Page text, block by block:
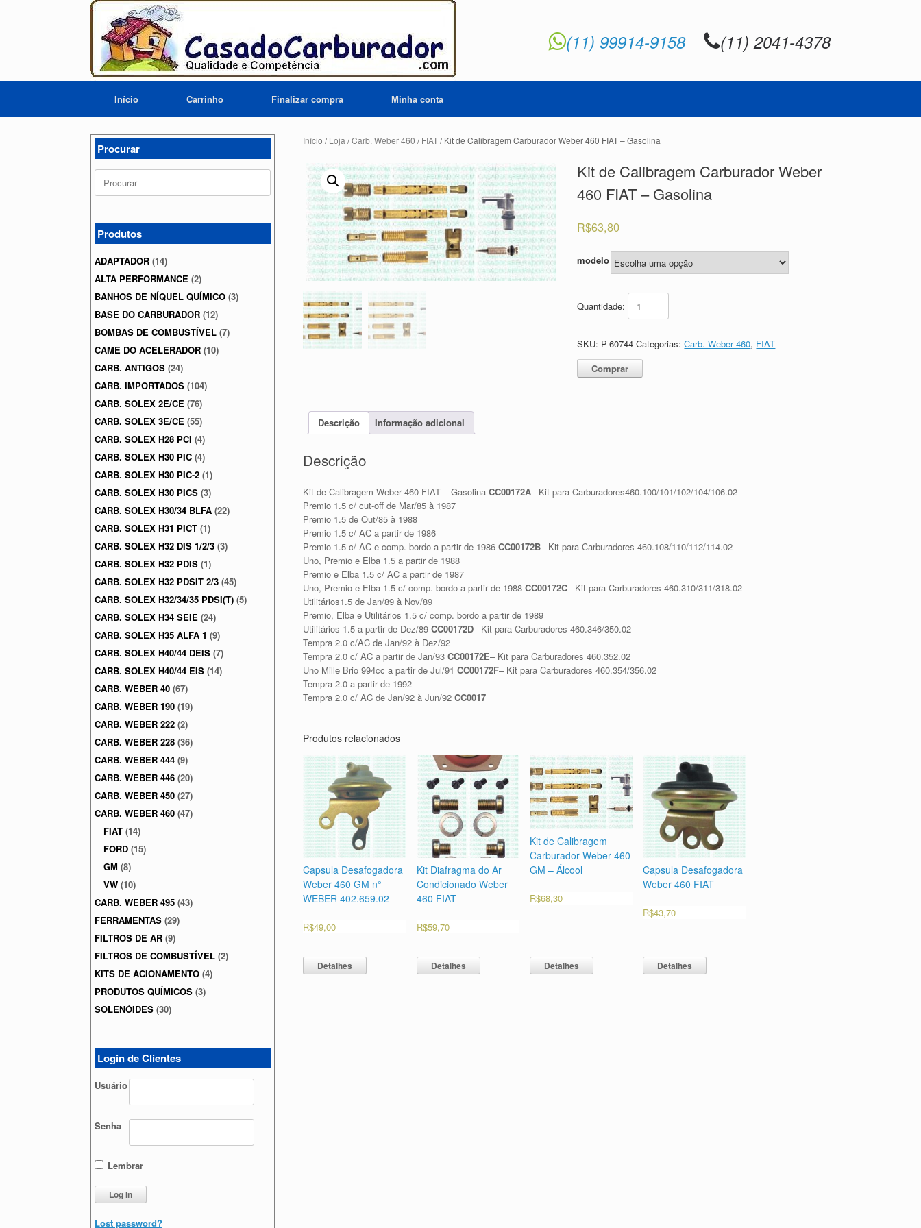
(11) 99914-9158 (11) 2041-4378
Início Carrinho Finalizar compra Minha conta
Início /Loja /Carb. Weber 460 /FIAT/ Kit de Calibragem Carburador Weber 460 FIAT – Gasolina
Kit de Calibragem Carburador Weber
460 FIAT – Gasolina
R$63,80
modelo
Quantidade:
Comprar
SKU: P-60744 Categorias:Carb. Weber 460, FIAT
Descrição Informação adicional
Descrição
Kit de Calibragem Weber 460 FIAT – GasolinaCC00172A– Kit para Carburadores460.100/101/102/104/106.02
Premio 1.5 c/ cut-off de Mar/85 à 1987
Premio 1.5 de Out/85 à 1988
Premio 1.5 c/ AC a partir de 1986
Premio 1.5 c/ AC e comp. bordo a partir de 1986CC00172B– Kit para Carburadores 460.108/110/112/114.02
Uno, Premio e Elba 1.5 a partir de 1988
Premio e Elba 1.5 c/ AC a partir de 1987
Uno, Premio e Elba 1.5 c/ comp. bordo a partir de 1988CC00172C– Kit para Carburadores 460.310/311/318.02
Utilitários1.5 de Jan/89 à Nov/89
Premio, Elba e Utilitários 1.5 c/ comp. bordo a partir de 1989
Utilitários 1.5 a partir de Dez/89CC00172D– Kit para Carburadores 460.346/350.02
Tempra 2.0 c/AC de Jan/92 à Dez/92
Tempra 2.0 c/ AC a partir de Jan/93CC00172E– Kit para Carburadores 460.352.02
Uno Mille Brio 994cc a partir de Jul/91CC00172F– Kit para Carburadores 460.354/356.02
Tempra 2.0 a partir de 1992
Tempra 2.0 c/ AC de Jan/92 à Jun/92CC0017
Produtos relacionados
Capsula Desafogadora
Weber 460 GM n°
WEBER 402.659.02
R$49,00
Detalhes
Kit Diafragma do Ar
Condicionado Weber
460 FIAT
R$59,70
Detalhes
Kit de Calibragem
Carburador Weber 460
GM – Álcool
R$68,30
Detalhes
Capsula Desafogadora
Weber 460 FIAT
R$43,70
Detalhes
Procurar
Search
for:
Produtos
ADAPTADOR (14)
ALTA PERFORMANCE (2)
BANHOS DE NÍQUEL QUÍMICO (3)
BASE DO CARBURADOR (12)
BOMBAS DE COMBUSTÍVEL (7)
CAME DO ACELERADOR (10)
CARB. ANTIGOS (24)
CARB. IMPORTADOS (104)
CARB. SOLEX 2E/CE (76)
CARB. SOLEX 3E/CE (55)
CARB. SOLEX H28 PCI (4)
CARB. SOLEX H30 PIC (4)
CARB. SOLEX H30 PIC-2 (1)
CARB. SOLEX H30 PICS (3)
CARB. SOLEX H30/34 BLFA (22)
CARB. SOLEX H31 PICT (1)
CARB. SOLEX H32 DIS 1/2/3 (3)
CARB. SOLEX H32 PDIS (1)
CARB. SOLEX H32 PDSIT 2/3 (45)
CARB. SOLEX H32/34/35 PDSI(T) (5)
CARB. SOLEX H34 SEIE (24)
CARB. SOLEX H35 ALFA 1 (9)
CARB. SOLEX H40/44 DEIS (7)
CARB. SOLEX H40/44 EIS (14)
CARB. WEBER 40 (67)
CARB. WEBER 190 (19)
CARB. WEBER 222 (2)
CARB. WEBER 228 (36)
CARB. WEBER 444 (9)
CARB. WEBER 446 (20)
CARB. WEBER 450 (27)
CARB. WEBER 460 (47)
FIAT (14)
FORD (15)
GM (8)
VW (10)
CARB. WEBER 495 (43)
FERRAMENTAS (29)
FILTROS DE AR (9)
FILTROS DE COMBUSTÍVEL (2)
KITS DE ACIONAMENTO (4)
PRODUTOS QUÍMICOS (3)
SOLENÓIDES (30)
Login de Clientes
Usuário
Senha
Lembrar
Lost password?